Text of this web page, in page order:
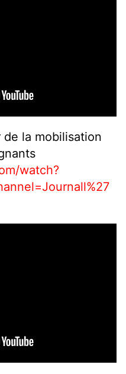
la mobilisation
watch?